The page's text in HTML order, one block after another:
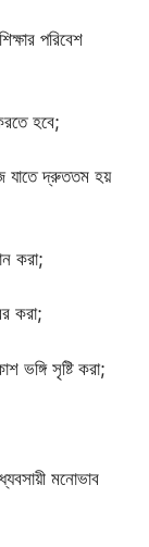
পরিবেশ
হবে;
যাতে দ্রুততম হয়
করা;
করা;
ভঙ্গি সৃষ্টি করা;
মনোভাব